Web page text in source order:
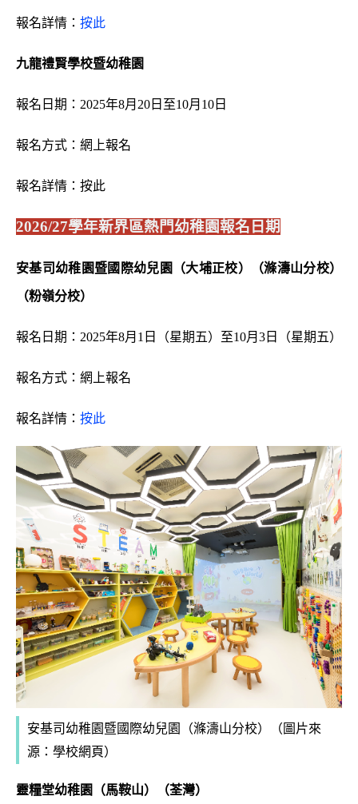
報名詳情： 按此
九龍禮賢學校暨幼稚園
報名日期：2025年8月20日至10月10日
報名方式：網上報名
報名詳情： 按此
2026/27學年新界區熱門幼稚園報名日期
安基司幼稚園暨國際幼兒園（大埔正校）（滌濤山分校）
（粉嶺分校）
報名日期：2025年8月1日（星期五）至10月3日（星期五）
報名方式：網上報名
報名詳情： 按此
安基司幼稚園暨國際幼兒園（滌濤山分校）
（圖片來
源：學校網頁）
靈糧堂幼稚園（馬鞍山）（荃灣）